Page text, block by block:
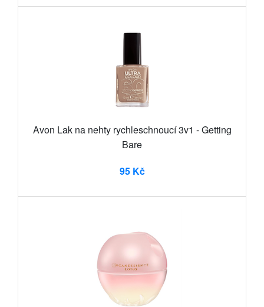
Avon Lak na nehty rychleschnoucí 3v1 - Getting
Bare
95 Kč